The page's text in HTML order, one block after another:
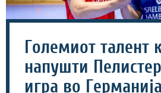
Големиот талент
напушти
игра во Германија